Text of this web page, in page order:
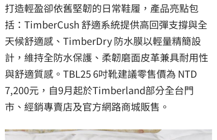
打造輕盈卻依舊堅韌的日常鞋履，產品亮點包
括：TimberCush 舒適系統提供高回彈支撐與全
天候舒適感、TimberDry 防水膜以輕量精簡設
計，維持全防水保護、柔韌磨面皮革兼具耐用性
與舒適質感。TBL25 6吋靴建議零售價為 NTD
7,200元，自9月起於Timberland部分全台門
市、經銷專賣店及官方網路商城販售。